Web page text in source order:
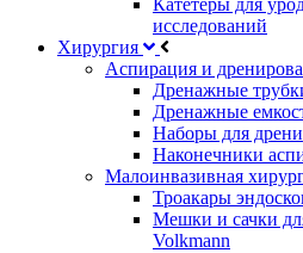
Катетеры для
исследований
Хирургия
Аспирация и
Дренажные
Дренажные
Наборы для
Наконечники
Малоинвазивная
Троакары
Мешки и сачки
Volkmann